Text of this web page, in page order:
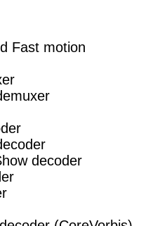
Fast motion
decoder